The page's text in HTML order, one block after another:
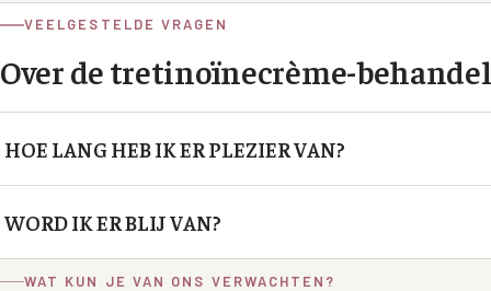
VEELGESTELDE VRAGEN
Over detretinoïnecrème-
HOE LANG HEB IK ER PLEZIER VAN?
gebruiken.
WORD IK ER BLIJ VAN?
Hoe blij je van de behandeling wordt is afhankelijk van het
WAT KUN JE VAN ONS VERWACHTEN?